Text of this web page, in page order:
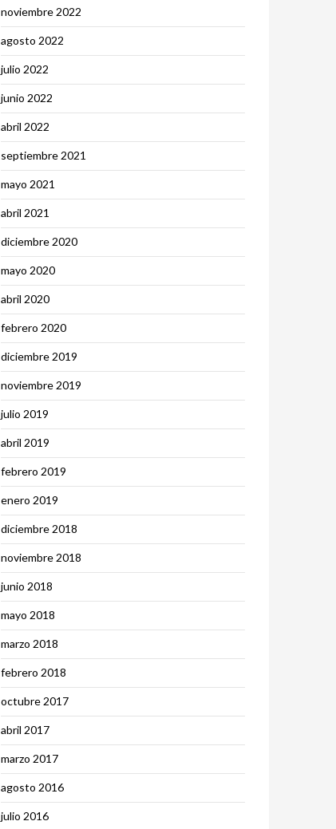
noviembre 2022
agosto 2022
julio 2022
junio 2022
abril 2022
septiembre 2021
mayo 2021
abril 2021
diciembre 2020
mayo 2020
abril 2020
febrero 2020
diciembre 2019
noviembre 2019
julio 2019
abril 2019
febrero 2019
enero 2019
diciembre 2018
noviembre 2018
junio 2018
mayo 2018
marzo 2018
febrero 2018
octubre 2017
abril 2017
marzo 2017
agosto 2016
julio 2016